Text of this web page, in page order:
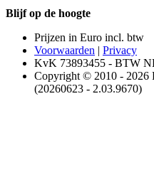
Blijf op de hoogte
Prijzen in Euro incl. btw
Voorwaarden | Privacy
KvK 73893455 - BTW
Copyright © 2010 - 2026
(20260623 - 2.03.9670)